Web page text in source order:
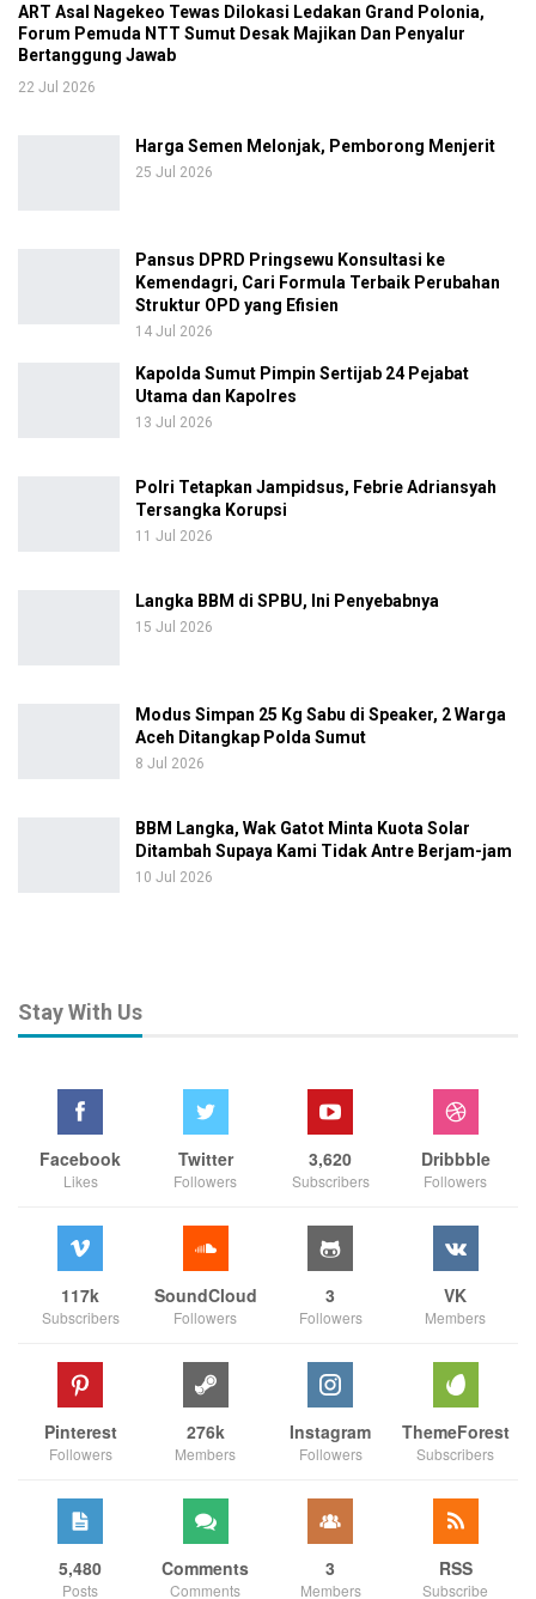
ART Asal Nagekeo Tewas Dilokasi Ledakan Grand Polonia,
Forum Pemuda NTT Sumut Desak Majikan Dan Penyalur
Bertanggung Jawab
22 Jul 2026
Harga Semen Melonjak, Pemborong Menjerit
25 Jul 2026
Pansus DPRD Pringsewu Konsultasi ke
Kemendagri, Cari Formula Terbaik Perubahan
Struktur OPD yang Efisien
14 Jul 2026
Kapolda Sumut Pimpin Sertijab 24 Pejabat
Utama dan Kapolres
13 Jul 2026
Polri Tetapkan Jampidsus, Febrie Adriansyah
Tersangka Korupsi
11 Jul 2026
Langka BBM di SPBU, Ini Penyebabnya
15 Jul 2026
Modus Simpan 25 Kg Sabu di Speaker, 2 Warga
Aceh Ditangkap Polda Sumut
8 Jul 2026
BBM Langka, Wak Gatot Minta Kuota Solar
Ditambah Supaya Kami Tidak Antre Berjam-jam
10 Jul 2026
Stay With Us
Facebook
Likes
Twitter
Followers
3,620
Subscribers
Dribbble
Followers
117k
Subscribers
SoundCloud
Followers
3
Followers
VK
Members
Pinterest
Followers
276k
Members
Instagram
Followers
ThemeForest
Subscribers
5,480
Posts
Comments
Comments
3
Members
RSS
Subscribe